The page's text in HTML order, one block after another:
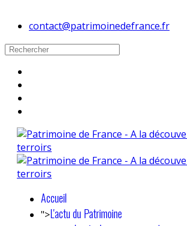
contact@patrimoinedefrance.fr
Accueil
">L'actu du Patrimoine